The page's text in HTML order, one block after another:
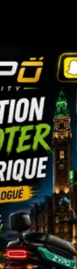
une
le recours à
à la location
location plutôt
bagagère
à l'achat.
euros selon
de
Pour un usage
solution bien
cette